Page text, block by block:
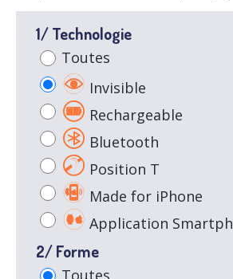
1/ Technologie
Toutes
Invisible
Rechargeable
Bluetooth
Position T
Made for iPhone
Application
2/ Forme
Toutes